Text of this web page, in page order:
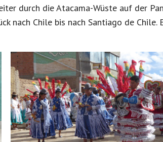
durch die At­a­ca­ma-Wüste auf der
nach Chile bis nach San­ti­a­go de Chile.